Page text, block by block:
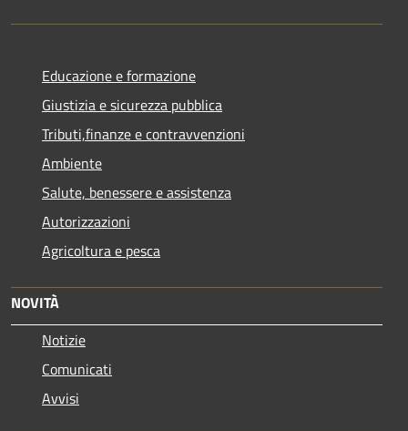
Educazione e formazione
Giustizia e sicurezza pubblica
Tributi,finanze e contravvenzioni
Ambiente
Salute, benessere e assistenza
Autorizzazioni
Agricoltura e pesca
NOVITÀ
Notizie
Comunicati
Avvisi